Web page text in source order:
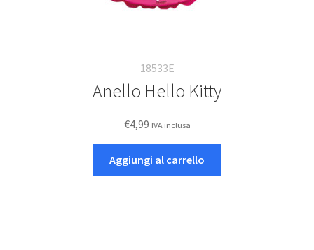
18533E
Anello Hello Kitty
€4,99 IVA inclusa
Aggiungi al carrello